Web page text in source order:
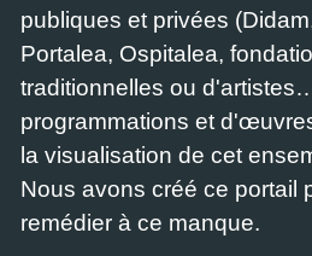
publiques et privées
Portalea, Ospitalea,
traditionnelles ou
programmations et
la visualisation de cet
Nous avons créé ce portail
remédier à ce manque.